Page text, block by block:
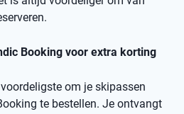
Booking voor extra korting
om je skipassen
te bestellen. Je ontvangt